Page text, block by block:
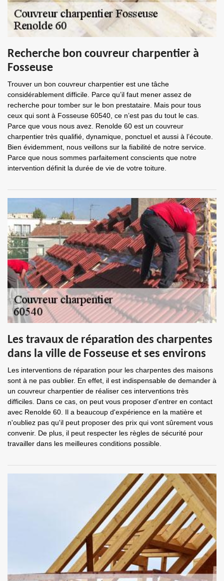
Recherche bon couvreur charpentier à
Fosseuse
Trouver un bon couvreur charpentier est une tâche
considérablement difficile. Parce qu’il faut mener assez de
recherche pour tomber sur le bon prestataire. Mais pour tous
ceux qui sont à Fosseuse 60540, ce n’est pas du tout le cas.
Parce que vous nous avez. Renolde 60 est un couvreur
charpentier très qualifié, dynamique, ponctuel et aussi à l’écoute.
Bien évidemment, nous veillons sur la fiabilité de notre service.
Parce que nous sommes parfaitement conscients que notre
intervention définit la durée de vie de votre toiture.
Les travaux de réparation des charpentes
dans la ville de Fosseuse et ses environs
Les interventions de réparation pour les charpentes des maisons
sont à ne pas oublier. En effet, il est indispensable de demander à
un couvreur charpentier de réaliser ces interventions très
difficiles. Dans ce cas, on peut vous proposer d'entrer en contact
avec Renolde 60. Il a beaucoup d'expérience en la matière et
n'oubliez pas qu'il peut proposer des prix qui vont sûrement vous
convenir. De plus, il peut respecter les règles de sécurité pour
travailler dans les meilleures conditions possible.